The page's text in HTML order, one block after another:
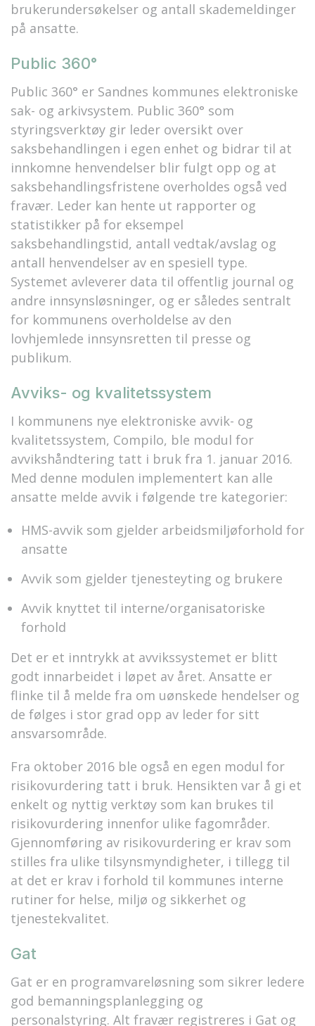
brukerundersøkelser og antall skademeldinger
på ansatte.
Public 360°
Public 360° er Sandnes kommunes elektroniske
sak- og arkivsystem. Public 360° som
styringsverktøy gir leder oversikt over
saksbehandlingen i egen enhet og bidrar til at
innkomne henvendelser blir fulgt opp og at
saksbehandlingsfristene overholdes også ved
fravær. Leder kan hente ut rapporter og
statistikker på for eksempel
saksbehandlingstid, antall vedtak/avslag og
antall henvendelser av en spesiell type.
Systemet avleverer data til offentlig journal og
andre innsynsløsninger, og er således sentralt
for kommunens overholdelse av den
lovhjemlede innsynsretten til presse og
publikum.
Avviks- og kvalitetssystem
I kommunens nye elektroniske avvik- og
kvalitetssystem, Compilo, ble modul for
avvikshåndtering tatt i bruk fra 1. januar 2016.
Med denne modulen implementert kan alle
ansatte melde avvik i følgende tre kategorier:
HMS-avvik som gjelder arbeidsmiljøforhold for
ansatte
Avvik som gjelder tjenesteyting og brukere
Avvik knyttet til interne/organisatoriske
forhold
Det er et inntrykk at avvikssystemet er blitt
godt innarbeidet i løpet av året. Ansatte er
flinke til å melde fra om uønskede hendelser og
de følges i stor grad opp av leder for sitt
ansvarsområde.
Fra oktober 2016 ble også en egen modul for
risikovurdering tatt i bruk. Hensikten var å gi et
enkelt og nyttig verktøy som kan brukes til
risikovurdering innenfor ulike fagområder.
Gjennomføring av risikovurdering er krav som
stilles fra ulike tilsynsmyndigheter, i tillegg til
at det er krav i forhold til kommunes interne
rutiner for helse, miljø og sikkerhet og
tjenestekvalitet.
Gat
Gat er en programvareløsning som sikrer ledere
god bemanningsplanlegging og
personalstyring. Alt fravær registreres i Gat og